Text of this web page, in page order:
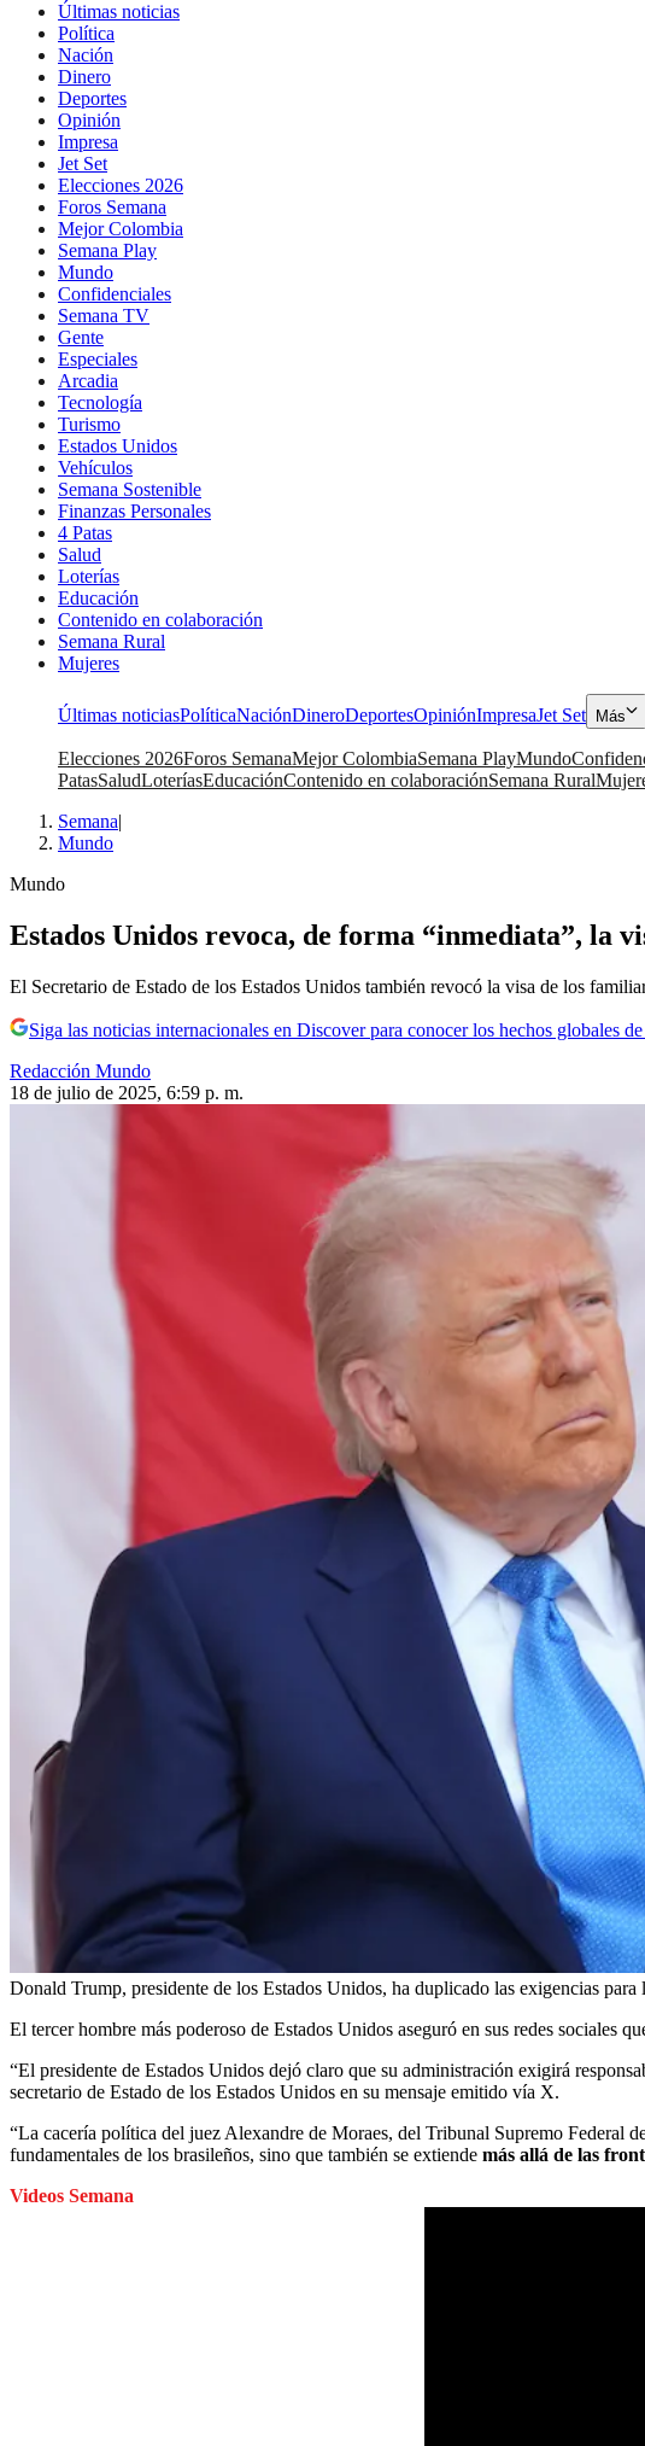
Últimas noticias
Política
Nación
Dinero
Deportes
Opinión
Impresa
Jet Set
Elecciones 2026
Foros Semana
Mejor Colombia
Semana Play
Mundo
Confidenciales
Semana TV
Gente
Especiales
Arcadia
Tecnología
Turismo
Estados Unidos
Vehículos
Semana Sostenible
Finanzas Personales
4 Patas
Salud
Loterías
Educación
Contenido en colaboración
Semana Rural
Mujeres
Últimas noticiasPolíticaNaciónDineroDeportesOpiniónImpresaJet Set Más
Elecciones 2026Foros SemanaMejor ColombiaSemana PlayMundo
PatasSaludLoteríasEducaciónContenido en colaboraciónSemana Rural
Semana|
Mundo
Mundo
Estados Unidos revoca, de forma “inmediata”, la
El Secretario de Estado de los Estados Unidos también revocó la visa de los
Siga las noticias internacionales en Discover para conocer los hechos globales
Redacción Mundo
18 de julio de 2025, 6:59 p. m.
Donald Trump, presidente de los Estados Unidos, ha duplicado las exigencias
El tercer hombre más poderoso de Estados Unidos aseguró en sus redes sociales
“El presidente de Estados Unidos dejó claro que su administración exigirá
secretario de Estado de los Estados Unidos en su mensaje emitido vía X.
“La cacería política del juez Alexandre de Moraes, del Tribunal Supremo Federal
fundamentales de los brasileños, sino que también se extiende más allá de las
Videos Semana